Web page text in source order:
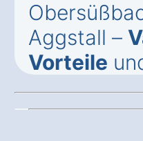
Aggstall –
Vorteile